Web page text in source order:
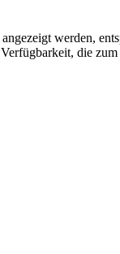
werden,
die